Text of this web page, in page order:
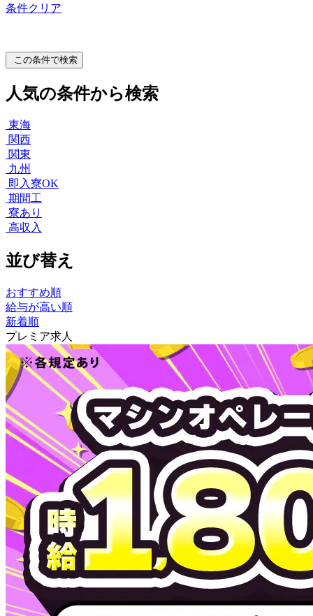
条件クリア
この条件で検索
人気の条件から検索
東海
関西
関東
九州
即入寮OK
期間工
寮あり
高収入
並び替え
おすすめ順
給与が高い順
新着順
プレミア求人